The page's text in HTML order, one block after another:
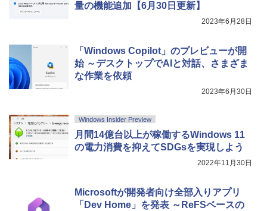
量の機能追加【6月30日更新】
2023年6月28日
「Windows Copilot」のプレビューが開
始 ～デスクトップでAIと対話、さまざま
な作業を依頼
2023年6月30日
Windows Insider Preview
月間14億台以上が稼働するWindows 11
の電力消費を抑えてSDGsを実現しよう
2022年11月30日
Microsoftが開発者向け全部入りアプリ
「Dev Home」を発表 ～ReFSベースの